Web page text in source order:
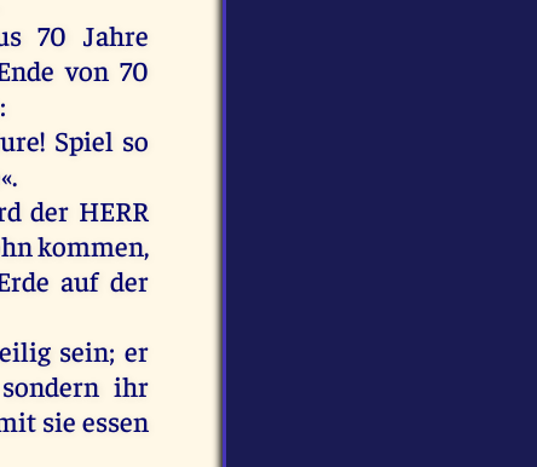
70 Jahre
von 70
:
! Spiel so
«.
der HERR
kommen,
auf der
sein; er
sondern ihr
sie essen